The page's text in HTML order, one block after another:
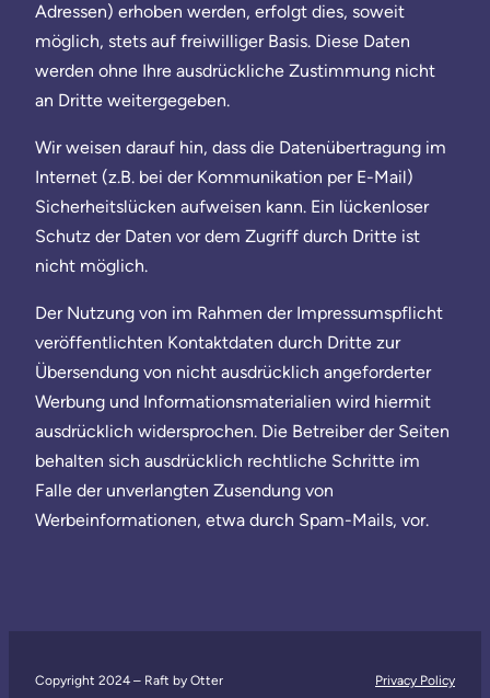
Adressen) erhoben werden, erfolgt dies, soweit
möglich, stets auf freiwilliger Basis. Diese Daten
werden ohne Ihre ausdrückliche Zustimmung nicht
an Dritte weitergegeben.
Wir weisen darauf hin, dass die Datenübertragung im
Internet (z.B. bei der Kommunikation per E-Mail)
Sicherheitslücken aufweisen kann. Ein lückenloser
Schutz der Daten vor dem Zugriff durch Dritte ist
nicht möglich.
Der Nutzung von im Rahmen der Impressumspflicht
veröffentlichten Kontaktdaten durch Dritte zur
Übersendung von nicht ausdrücklich angeforderter
Werbung und Informationsmaterialien wird hiermit
ausdrücklich widersprochen. Die Betreiber der Seiten
behalten sich ausdrücklich rechtliche Schritte im
Falle der unverlangten Zusendung von
Werbeinformationen, etwa durch Spam-Mails, vor.
Copyright 2024 – Raft by Otter Privacy Policy